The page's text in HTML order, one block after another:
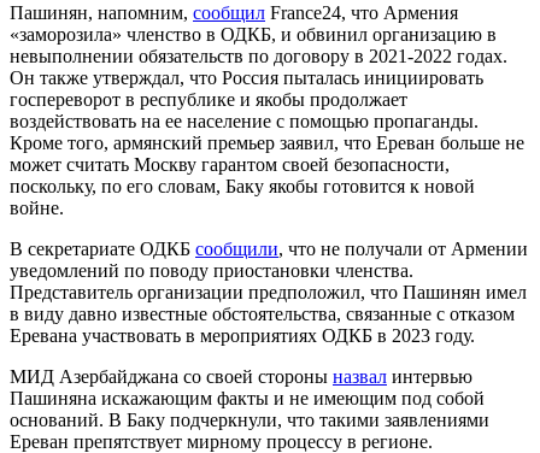
Пашинян, напомним, сообщил France24, что Армения
«заморозила» членство в ОДКБ, и обвинил организацию в
невыполнении обязательств по договору в 2021-2022 годах.
Он также утверждал, что Россия пыталась инициировать
госпереворот в республике и якобы продолжает
воздействовать на ее население с помощью пропаганды.
Кроме того, армянский премьер заявил, что Ереван больше не
может считать Москву гарантом своей безопасности,
поскольку, по его словам, Баку якобы готовится к новой
войне.
В секретариате ОДКБ сообщили, что не получали от Армении
уведомлений по поводу приостановки членства.
Представитель организации предположил, что Пашинян имел
в виду давно известные обстоятельства, связанные с отказом
Еревана участвовать в мероприятиях ОДКБ в 2023 году.
МИД Азербайджана со своей стороны назвал интервью
Пашиняна искажающим факты и не имеющим под собой
оснований. В Баку подчеркнули, что такими заявлениями
Ереван препятствует мирному процессу в регионе.